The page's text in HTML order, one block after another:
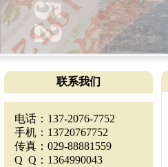
联系我们
电话：137-2076-7752
手机：13720767752
传真：029-88881559
Q Q：1364990043